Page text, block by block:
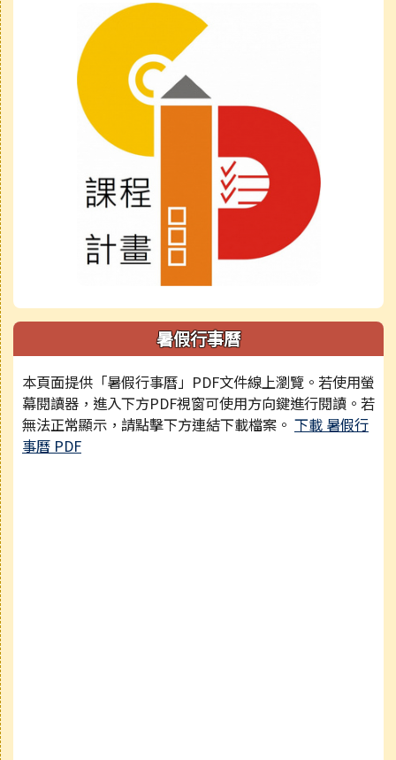
暑假行事曆
本頁面提供「暑假行事曆」PDF文件線上瀏覽。若使用螢
幕閱讀器，進入下方PDF視窗可使用方向鍵進行閱讀。若
無法正常顯示，請點擊下方連結下載檔案。 下載 暑假行
事曆 PDF